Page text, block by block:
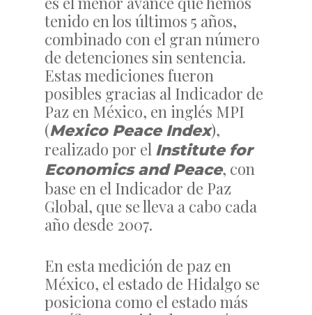
tenido en los últimos 5 años,
combinado con el gran número
de detenciones sin sentencia.
Estas mediciones fueron
posibles gracias al Indicador de
Paz en México, en inglés MPI
(Mexico Peace Index),
realizado por el Institute for
Economics and Peace, con
base en el Indicador de Paz
Global, que se lleva a cabo cada
año desde 2007.
En esta medición de paz en
México, el estado de Hidalgo se
posiciona como el estado más